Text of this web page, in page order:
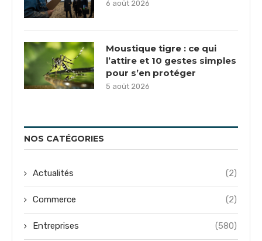
6 août 2026
Moustique tigre : ce qui
l’attire et 10 gestes simples
pour s’en protéger
5 août 2026
NOS CATÉGORIES
Actualités (2)
Commerce (2)
Entreprises (580)